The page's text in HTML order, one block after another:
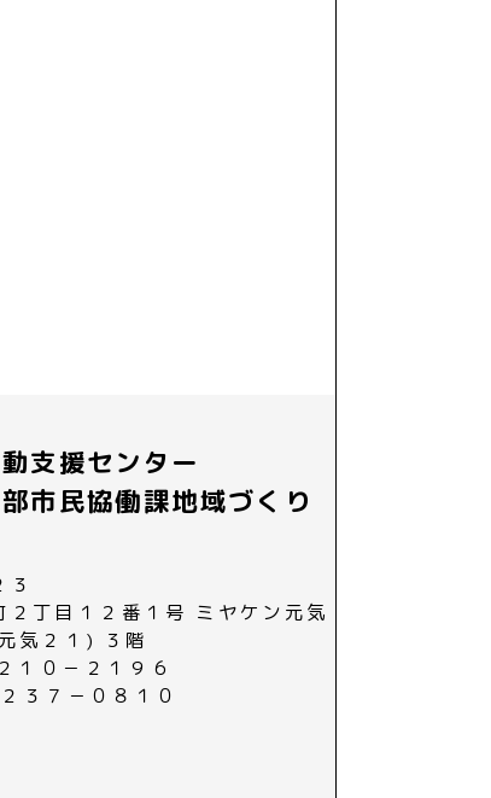
支援センター
市民協働課地域づくり
２丁目１２番１号 ミヤケン元気
気２１) ３階
１０－２１９６
３７－０８１０